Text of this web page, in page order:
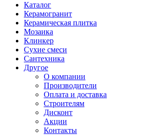
Каталог
Керамогранит
Керамическая плитка
Мозаика
Клинкер
Сухие смеси
Сантехника
Другое
О компании
Производители
Оплата и доставка
Строителям
Дисконт
Акции
Контакты